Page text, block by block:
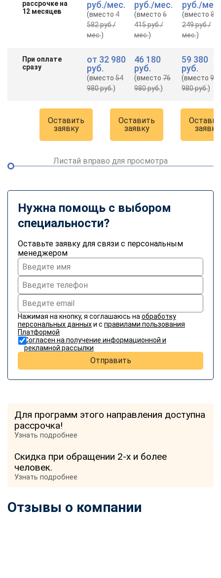
рассрочке на
12 месяцев
руб./мес.
(вместо4
582 руб./
мес.)
руб./мес.
(вместо6
415 руб./
мес.)
руб./мес.
(вместо8
249 руб./
мес.)
При оплате
сразу
от 32 980
руб.
(вместо54
980 руб.)
46 180
руб.
(вместо 76
980 руб.)
59 380
руб.
(вместо98
980 руб.)
Оставить
заявку
Оставить
заявку
заявку
Листай вправо для просмотра
Нужна помощь с выбором
специальности?
Оставьте заявку для связи с персональным
менеджером
Нажимая на кнопку, я соглашаюсь на обработку
персональных данныхи с правилами пользования
Платформой
Согласен на получение информационной и
рекламной рассылки
Отправить
Для программ этого направления доступна
рассрочка!
Узнать подробнее
Скидка при обращении 2-х и более
человек.
Узнать подробнее
Отзывы о компании